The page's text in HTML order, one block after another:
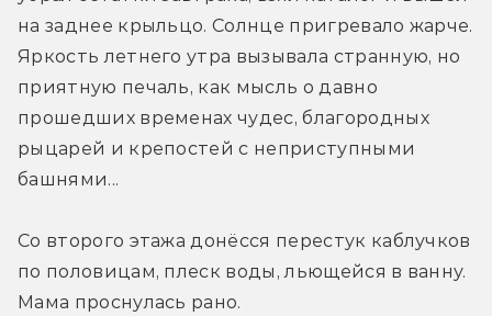
на заднее крыльцо. Солнце пригревало жарче.
Яркость летнего утра вызывала странную, но
приятную печаль, как мысль о давно
прошедших временах чудес, благородных
рыцарей и крепостей с неприступными
башнями...
Со второго этажа донёсся перестук каблучков
по половицам, плеск воды, льющейся в ванну.
Мама проснулась рано.